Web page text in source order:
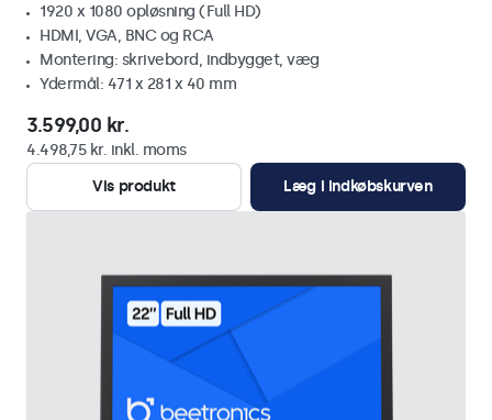
1920 x 1080 opløsning (Full HD)
HDMI, VGA, BNC og RCA
Montering: skrivebord, indbygget, væg
Ydermål: 471 x 281 x 40 mm
3.599,00 kr.
4.498,75 kr. inkl. moms
Vis produkt
Læg i indkøbskurven